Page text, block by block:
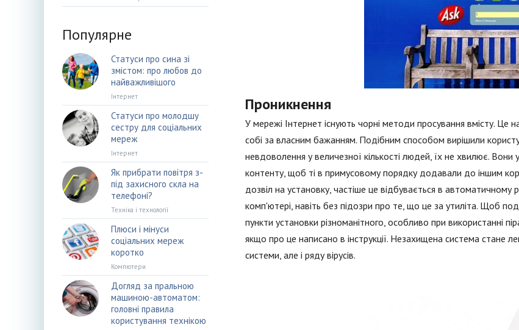
Проникнення
У мережі Інтернет існують чорні методи просування вмісту. Це
собі за власним бажанням. Подібним способом вирішили
невдоволення у величезної кількості людей, їх не хвилює.
контенту, щоб ті в примусовому порядку додавали до іншим
дозвіл на установку, частіше це відбувається в
комп'ютері, навіть без підозри про те, що це за утиліта. Щоб
пункти установки різноманітного, особливо при використанні
якщо про це написано в інструкції. Незахищена система стане
системи, але і ряду вірусів.
Популярне
Статуси про сина зі
змістом: про любов до
найважливішого
Інтернет
Статуси про молодшу
сестру для соціальних
мереж
Інтернет
Як прибрати повітря з-
під захисного скла на
телефоні?
Техніка і технології
Плюси і мінуси
соціальних мереж
коротко
Компютери
Догляд за пральною
машиною-автоматом:
головні правила
користування технікою